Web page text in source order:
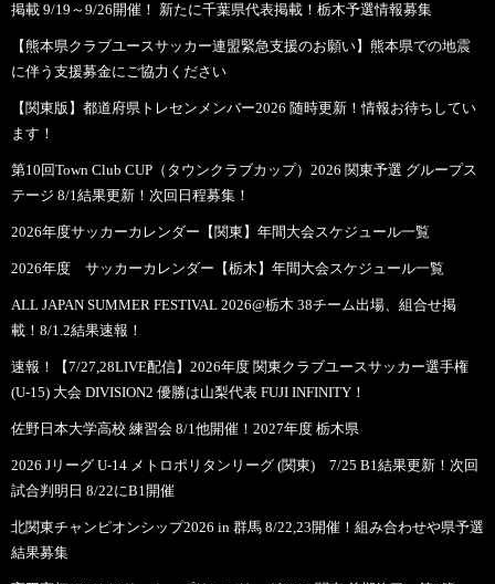
掲載 9/19～9/26開催！ 新たに千葉県代表掲載！栃木予選情報募集
【熊本県クラブユースサッカー連盟緊急支援のお願い】熊本県での地震
に伴う支援募金にご協力ください
【関東版】都道府県トレセンメンバー2026 随時更新！情報お待ちしてい
ます！
第10回Town Club CUP（タウンクラブカップ）2026 関東予選 グループス
テージ 8/1結果更新！次回日程募集！
2026年度サッカーカレンダー【関東】年間大会スケジュール一覧
2026年度 サッカーカレンダー【栃木】年間大会スケジュール一覧
ALL JAPAN SUMMER FESTIVAL 2026@栃木 38チーム出場、組合せ掲
載！8/1.2結果速報！
速報！【7/27,28LIVE配信】2026年度 関東クラブユースサッカー選手権
(U-15) 大会 DIVISION2 優勝は山梨代表 FUJI INFINITY！
佐野日本大学高校 練習会 8/1他開催！2027年度 栃木県
2026 Jリーグ U-14 メトロポリタンリーグ (関東) 7/25 B1結果更新！次回
試合判明日 8/22にB1開催
北関東チャンピオンシップ2026 in 群馬 8/22,23開催！組み合わせや県予選
結果募集